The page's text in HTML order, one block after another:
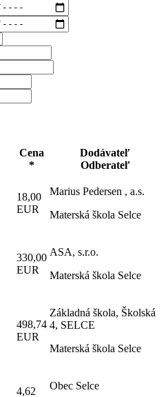
Cena
*
Dodávateľ
Odberateľ
18,00
EUR
Marius Pedersen , a.s.
Materská škola Selce
330,00
EUR
ASA, s.r.o.
Materská škola Selce
498,74
EUR
Základná škola, Školská
4, SELCE
Materská škola Selce
4,62 Obec Selce